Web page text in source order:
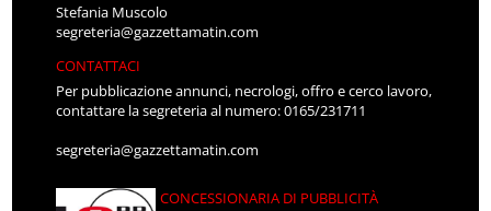
Stefania Muscolo
segreteria@gazzettamatin.com
CONTATTACI
Per pubblicazione annunci, necrologi, offro e cerco lavoro,
contattare la segreteria al numero: 0165/231711
segreteria@gazzettamatin.com
CONCESSIONARIA DI PUBBLICITÀ